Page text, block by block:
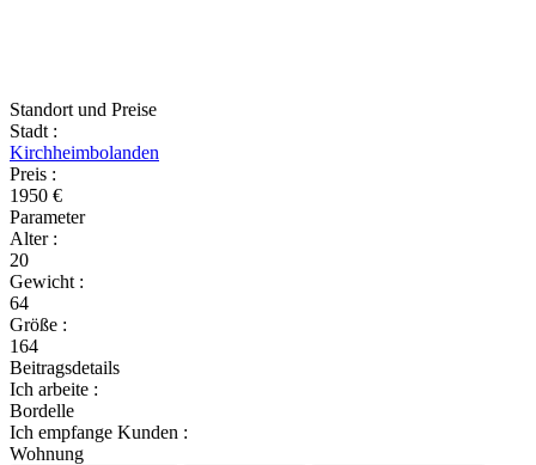
Standort und Preise
Stadt :
Kirchheimbolanden
Preis :
1950 €
Parameter
Alter :
20
Gewicht :
64
Größe :
164
Beitragsdetails
Ich arbeite :
Bordelle
Ich empfange Kunden :
Wohnung